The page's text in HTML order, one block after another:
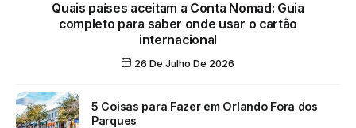
Quais países aceitam a Conta Nomad: Guia
completo para saber onde usar o cartão
internacional
26 De Julho De 2026
5 Coisas para Fazer em Orlando Fora dos
Parques